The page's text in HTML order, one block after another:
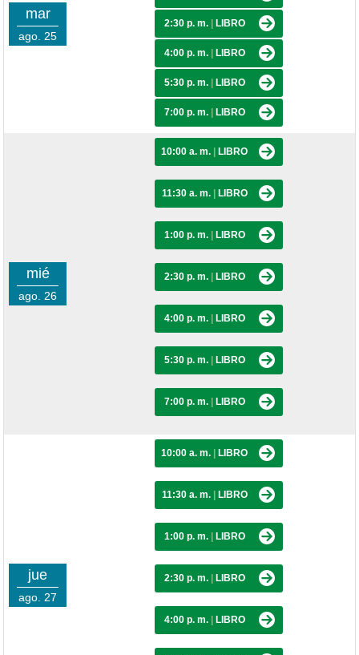
mar
ago. 25
2:30 p. m. LIBRO
4:00 p. m. LIBRO
5:30 p. m. LIBRO
7:00 p. m. LIBRO
mié
ago. 26
10:00 a. m. LIBRO
11:30 a. m. LIBRO
1:00 p. m. LIBRO
2:30 p. m. LIBRO
4:00 p. m. LIBRO
5:30 p. m. LIBRO
7:00 p. m. LIBRO
jue
ago. 27
10:00 a. m. LIBRO
11:30 a. m. LIBRO
1:00 p. m. LIBRO
2:30 p. m. LIBRO
4:00 p. m. LIBRO